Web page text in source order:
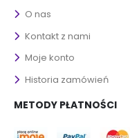
O nas
Kontakt z nami
Moje konto
Historia zamówień
METODY PŁATNOŚCI